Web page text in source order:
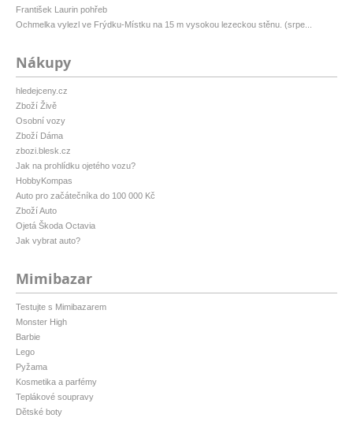
František Laurin pohřeb
Ochmelka vylezl ve Frýdku-Místku na 15 m vysokou lezeckou stěnu. (srpe...
Nákupy
hledejceny.cz
Zboží Živě
Osobní vozy
Zboží Dáma
zbozi.blesk.cz
Jak na prohlídku ojetého vozu?
HobbyKompas
Auto pro začátečníka do 100 000 Kč
Zboží Auto
Ojetá Škoda Octavia
Jak vybrat auto?
Mimibazar
Testujte s Mimibazarem
Monster High
Barbie
Lego
Pyžama
Kosmetika a parfémy
Teplákové soupravy
Dětské boty